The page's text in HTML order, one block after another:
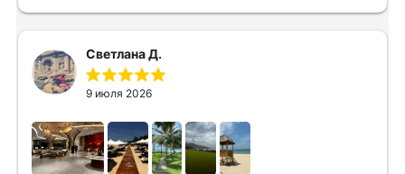
Светлана Д.
9 июля 2026